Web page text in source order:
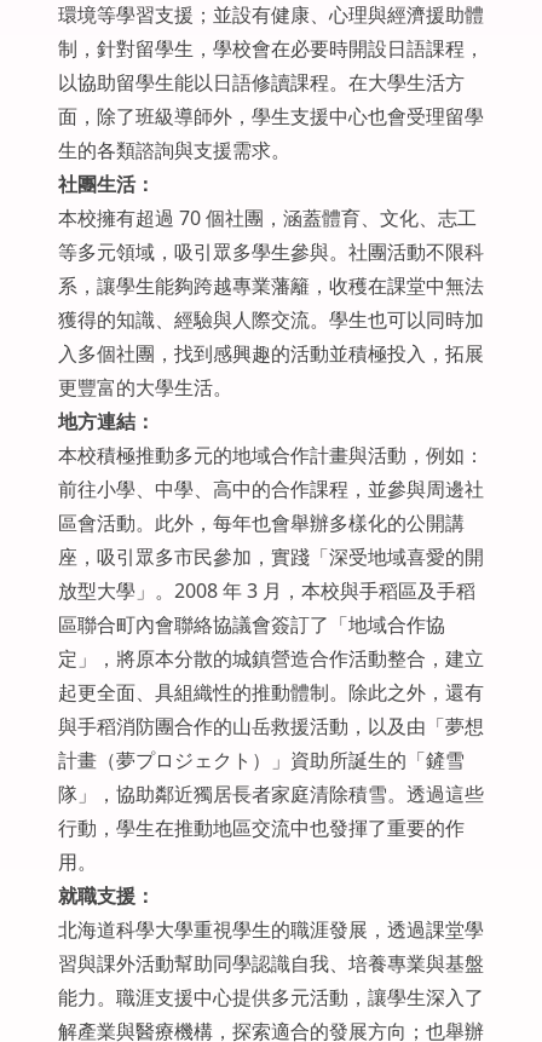
環境等學習支援；並設有健康、心理與經濟援助體
制，針對留學生，學校會在必要時開設日語課程，
以協助留學生能以日語修讀課程。在大學生活方
面，除了班級導師外，學生支援中心也會受理留學
生的各類諮詢與支援需求。
社團生活：
本校擁有超過 70 個社團，涵蓋體育、文化、志工
等多元領域，吸引眾多學生參與。社團活動不限科
系，讓學生能夠跨越專業藩籬，收穫在課堂中無法
獲得的知識、經驗與人際交流。學生也可以同時加
入多個社團，找到感興趣的活動並積極投入，拓展
更豐富的大學生活。
地方連結：
本校積極推動多元的地域合作計畫與活動，例如：
前往小學、中學、高中的合作課程，並參與周邊社
區會活動。此外，每年也會舉辦多樣化的公開講
座，吸引眾多市民參加，實踐「深受地域喜愛的開
放型大學」。2008 年 3 月，本校與手稻區及手稻
區聯合町內會聯絡協議會簽訂了「地域合作協
定」，將原本分散的城鎮營造合作活動整合，建立
起更全面、具組織性的推動體制。除此之外，還有
與手稻消防團合作的山岳救援活動，以及由「夢想
計畫（夢プロジェクト）」資助所誕生的「鏟雪
隊」，協助鄰近獨居長者家庭清除積雪。透過這些
行動，學生在推動地區交流中也發揮了重要的作
用。
就職支援：
北海道科學大學重視學生的職涯發展，透過課堂學
習與課外活動幫助同學認識自我、培養專業與基盤
能力。職涯支援中心提供多元活動，讓學生深入了
解產業與醫療機構，探索適合的發展方向；也舉辦